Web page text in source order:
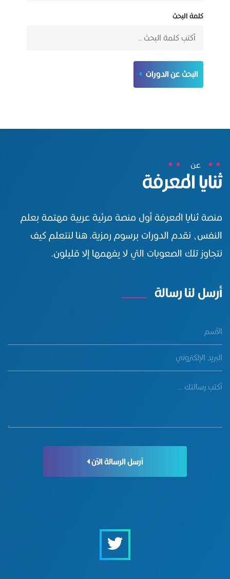
كلمة البحث
البحث عن الدورات
عن
ثنايا المعرفة
منصة ثنايا المعرفة أول منصة مرئية عربية مهتمة بعلم
النفس، نقدم الدورات برسوم رمزية. هنا لنتعلم كيف
نتجاوز تلك الصعوبات التي لا يفهمها إلا قليلون.
أرسل لنا رسالة
أرسل الرسالة الآن